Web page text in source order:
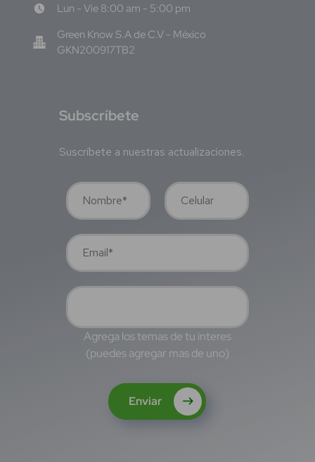
Lun - Vie 8:00 am - 5:00 pm
Green Know S.A de C.V - México
GKN200917TB2
Subscríbete
Suscríbete a nuestras actualizaciones.
Agrega los temas de tu interes
(puedes agregar mas de uno)
Enviar